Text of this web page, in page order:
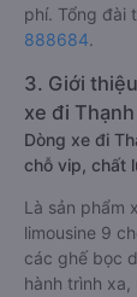
phí. Tổng đài
888684.
3. Giới
xe đi
Dòng xe đi
chỗ vip, chất
Là sản phẩm
limousine 9
các ghế bọc
hành trình